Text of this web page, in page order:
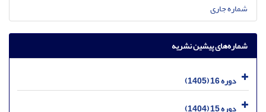
شماره جاری
شماره‌های پیشین نشریه
دوره 16 (1405)